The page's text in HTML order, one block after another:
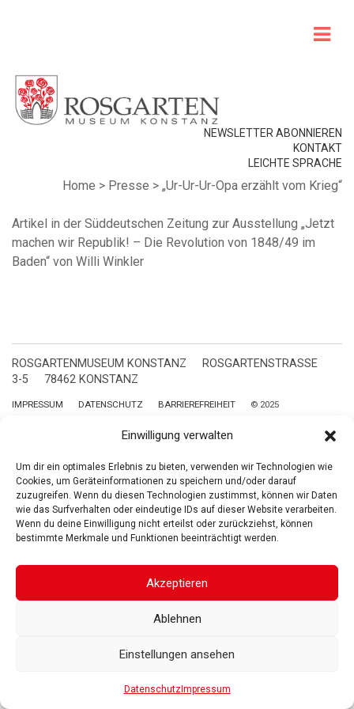
Einwilligung verwalten
Um dir ein optimales Erlebnis zu bieten, verwenden wir Technologien wie
Cookies, um Geräteinformationen zu speichern und/oder darauf
zuzugreifen. Wenn du diesen Technologien zustimmst, können wir Daten
wie das Surfverhalten oder eindeutige IDs auf dieser Website verarbeiten.
Wenn du deine Einwilligung nicht erteilst oder zurückziehst, können
bestimmte Merkmale und Funktionen beeinträchtigt werden.
Akzeptieren
Ablehnen
Einstellungen ansehen
DatenschutzImpressum
NEWSLETTER ABONNIEREN
KONTAKT
LEICHTE SPRACHE
Home > Presse > „Ur-Ur-Ur-Opa erzählt vom Krieg“
Artikel in der Süddeutschen Zeitung zur Ausstellung „Jetzt
machen wir Republik! – Die Revolution von 1848/49 im
Baden“ von Willi Winkler
ROSGARTENMUSEUM KONSTANZ
ROSGARTENSTRASSE
3-5
78462 KONSTANZ
IMPRESSUM DATENSCHUTZ BARRIEREFREIHEIT
© 2025